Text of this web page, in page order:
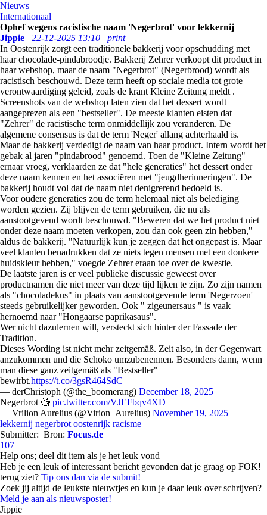
Nieuws
Internationaal
Ophef wegens racistische naam 'Negerbrot' voor lekkernij
Jippie
22-12-2025 13:10
print
In Oostenrijk zorgt een traditionele bakkerij voor opschudding met
haar chocolade-pindabroodje. Bakkerij Zehrer verkoopt dit product in
haar webshop, maar de naam "Negerbrot" (Negerbrood) wordt als
racistisch beschouwd. Deze term heeft op sociale media tot grote
verontwaardiging geleid, zoals de krant Kleine Zeitung meldt .
Screenshots van de webshop laten zien dat het dessert wordt
aangeprezen als een "bestseller". De meeste klanten eisten dat
"Zehrer" de racistische term onmiddellijk zou veranderen. De
algemene consensus is dat de term 'Neger' allang achterhaald is.
Maar de bakkerij verdedigt de naam van haar product. Intern wordt het
gebak al jaren "pindabrood" genoemd. Toen de "Kleine Zeitung"
ernaar vroeg, verklaarden ze dat "hele generaties" het dessert onder
deze naam kennen en het associëren met "jeugdherinneringen". De
bakkerij houdt vol dat de naam niet denigrerend bedoeld is.
Voor oudere generaties zou de term helemaal niet als belediging
worden gezien. Zij blijven de term gebruiken, die nu als
aanstootgevend wordt beschouwd. "Beweren dat we het product niet
onder deze naam moeten verkopen, zou dan ook geen zin hebben,"
aldus de bakkerij. "Natuurlijk kun je zeggen dat het ongepast is. Maar
veel klanten benadrukken dat ze niets tegen mensen met een donkere
huidskleur hebben," voegde Zehrer eraan toe over de kwestie.
De laatste jaren is er veel publieke discussie geweest over
productnamen die niet meer van deze tijd lijken te zijn. Zo zijn namen
als "chocoladekus" in plaats van aanstootgevende term 'Negerzoen'
steeds gebruikelijker geworden. Ook " zigeunersaus " is vaak
hernoemd naar "Hongaarse paprikasaus".
Wer nicht dazulernen will, versteckt sich hinter der Fassade der
Tradition.
Dieses Wording ist nicht mehr zeitgemäß. Zeit also, in der Gegenwart
anzukommen und die Schoko umzubenennen. Besonders dann, wenn
man diese ganz zeitgemäß als "Bestseller"
bewirbt.https://t.co/3gsR464SdC
— derChristoph (@the_boomerang) December 18, 2025
Negerbrot 🧐 pic.twitter.com/VJEFbqv4XD
— Vrilion Aurelius (@Virion_Aurelius) November 19, 2025
lekkernij negerbrot oostenrijk racisme
Submitter: Bron: Focus.de
107
Help ons; deel dit item als je het leuk vond
Heb je een leuk of interessant bericht gevonden dat je graag op FOK!
terug ziet? Tip ons dan via de submit!
Zoek jij altijd de leukste nieuwtjes en kun je daar leuk over schrijven?
Meld je aan als nieuwsposter!
Jippie